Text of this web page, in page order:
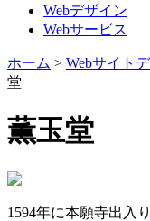
Webデザイン
Webサービス
ホーム > Webサイト
堂
薫玉堂
1594年に本願寺出入